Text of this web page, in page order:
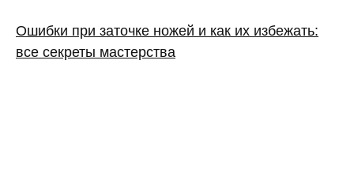
Ошибки при заточке ножей и как их избежать:
все секреты мастерства